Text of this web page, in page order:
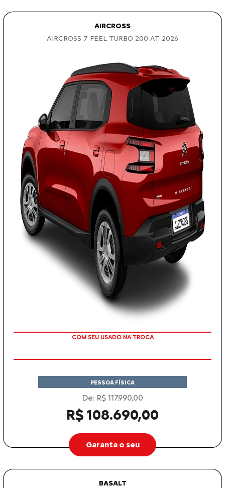
AIRCROSS
AIRCROSS 7 FEEL TURBO 200 AT 2026
TAXA ZERO EM 12X
PESSOA FÍSICA
De: R$ 117.990,00
R$ 108.690,00
Garanta o seu
BASALT